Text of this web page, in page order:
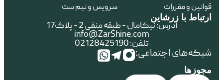
قوانین و مقررات
سرویس و نیم ست
ارتباط با زرشاین
آدرس: نیکامال - طبقه منفی 2 - پلاک17
info@ZarShine.com
تلفن: 02128425190
شبکه‌های اجتماعی:
مجوزها